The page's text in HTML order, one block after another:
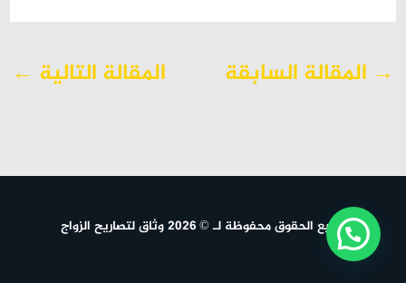
→ المقالة السابقة المقالة التالية ←
جميع الحقوق محفوظة لـ © 2026 وثاق لتصاريح الزواج